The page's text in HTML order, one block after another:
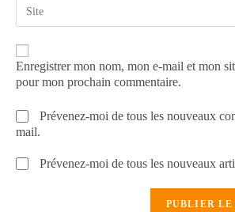
Enregistrer mon nom, mon e-mail et mon
pour mon prochain commentaire.
Prévenez-moi de tous les nouveaux
mail.
Prévenez-moi de tous les nouveaux